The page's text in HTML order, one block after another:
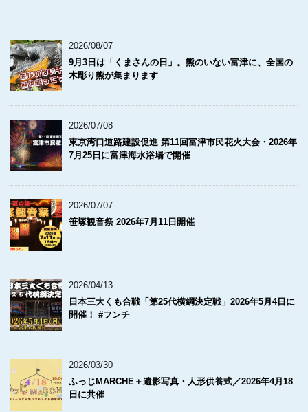
2026/08/07
9月3日は「くまさんの日」。熊のいない富津に、全国の
木彫り熊が集まります
2026/07/08
東京湾口道路建設促進 第11回富津市民花火大会・2026年
7月25日に富津海水浴場で開催
2026/07/07
笹塚観音祭 2026年7月11日開催
2026/04/13
日本三大くも合戦「第25代横綱決定戦」2026年5月4日に
開催！ #フンチ
2026/03/30
ふっじMARCHE＋遺影写真・人形供養式／2026年4月18
日に共催